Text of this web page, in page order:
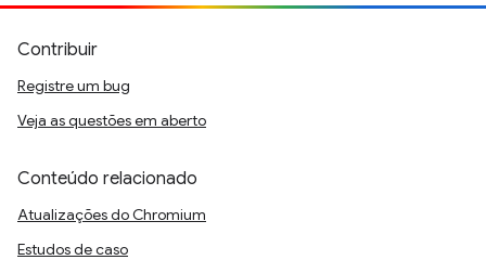
Contribuir
Registre um bug
Veja as questões em aberto
Conteúdo relacionado
Atualizações do Chromium
Estudos de caso